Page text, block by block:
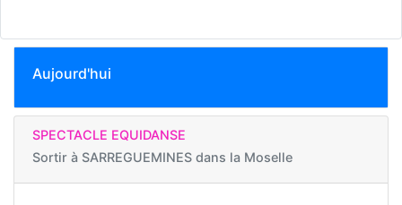
Aujourd'hui
SPECTACLE EQUIDANSE
Sortir à SARREGUEMINES dans la Moselle